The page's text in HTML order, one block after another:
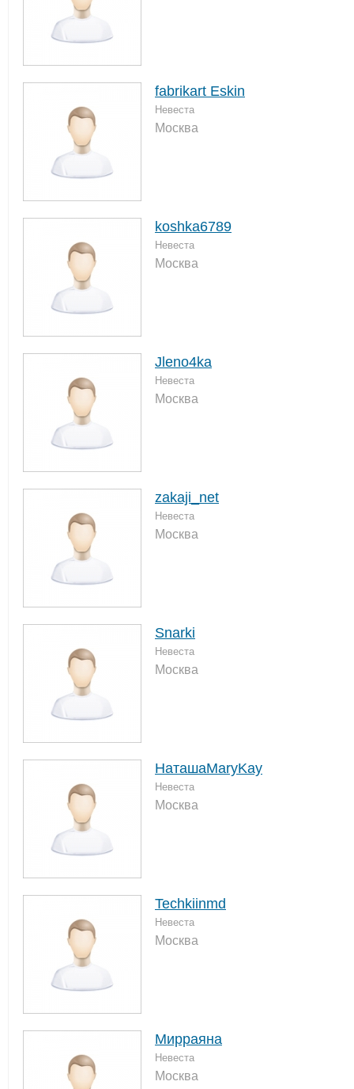
fabrikart Eskin
Невеста
Москва
koshka6789
Невеста
Москва
Jleno4ka
Невеста
Москва
zakaji_net
Невеста
Москва
Snarki
Невеста
Москва
НаташаMaryKay
Невеста
Москва
Techkiinmd
Невеста
Москва
Мирраяна
Невеста
Москва